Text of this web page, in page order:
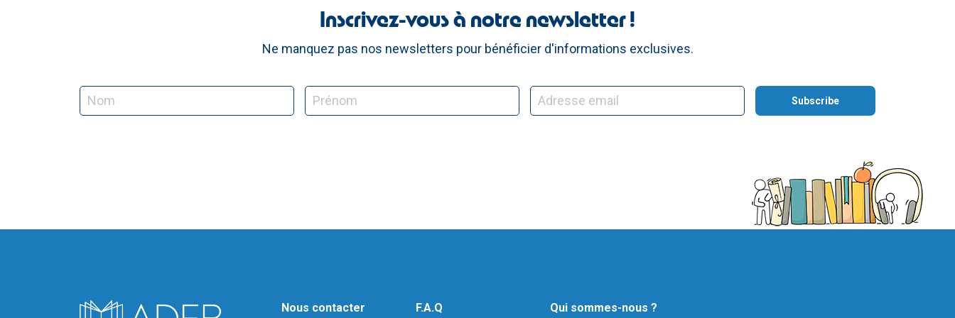
Inscrivez-vous à notre newsletter !
Ne manquez pas nos newsletters pour bénéficier d'informations exclusives.
Nous contacter F.A.Q Qui sommes-nous ?